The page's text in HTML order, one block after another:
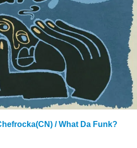
/ What Da Funk?